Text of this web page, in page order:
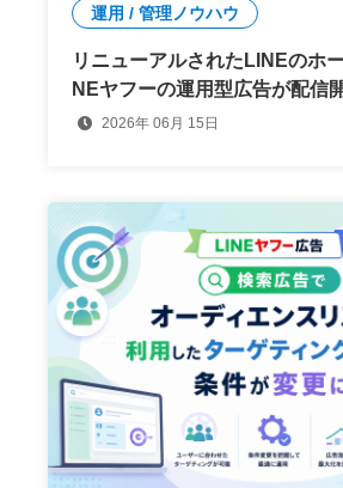
運用 / 管理ノウハウ
リニューアルされたLINEのホ
NEヤフーの運用型広告が配信
2026年 06月 15日